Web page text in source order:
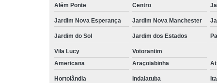
Além Ponte Centro
Jardim Nova Esperança Jardim Nova Manchester
Jardim do Sol Jardim dos Estados
Vila Lucy
Votorantim
Americana
Araçoiabinha
Hortolândia Indaiatuba